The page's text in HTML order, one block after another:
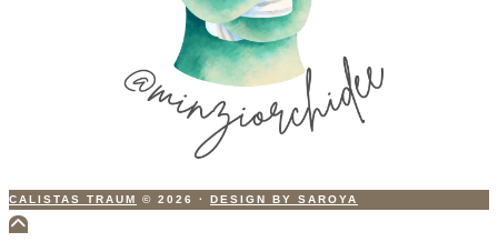
CALISTAS TRAUM © 2026 · DESIGN BY SAROYA
Scroll